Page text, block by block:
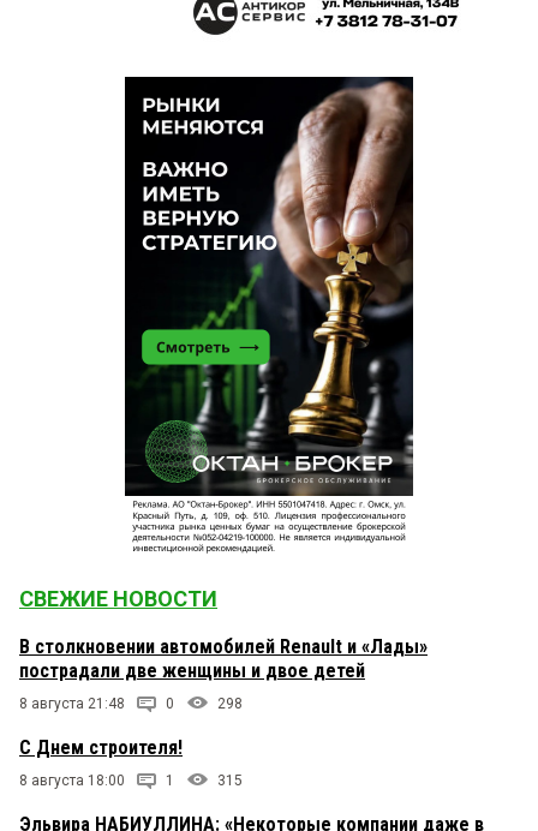
СВЕЖИЕ НОВОСТИ
В столкновении автомобилей Renault и «Лады»
пострадали две женщины и двое детей
8 августа 21:48 0 298
С Днем строителя!
8 августа 18:00 1 315
Эльвира НАБИУЛЛИНА: «Некоторые компании даже в